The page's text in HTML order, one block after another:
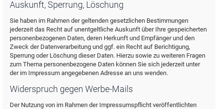
Auskunft, Sperrung, Löschung
Sie haben im Rahmen der geltenden gesetzlichen Bestimmungen
jederzeit das Recht auf unentgeltliche Auskunft über Ihre gespeicherten
personenbezogenen Daten, deren Herkunft und Empfänger und den
Zweck der Datenverarbeitung und ggf. ein Recht auf Berichtigung,
Sperrung oder Löschung dieser Daten. Hierzu sowie zu weiteren Fragen
zum Thema personenbezogene Daten können Sie sich jederzeit unter
der im Impressum angegebenen Adresse an uns wenden.
Widerspruch gegen Werbe-Mails
Der Nutzung von im Rahmen der Impressumspflicht veröffentlichten